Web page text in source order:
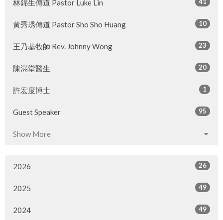
林錦生傳道 Pastor Luke Lin 41
黃秀琇傳道 Pastor Sho Sho Huang 10
王乃基牧師 Rev. Johnny Wong 23
陳滿堂醫生 20
許宏度博士 1
Guest Speaker 95
Show More
2026 26
2025 49
2024 49